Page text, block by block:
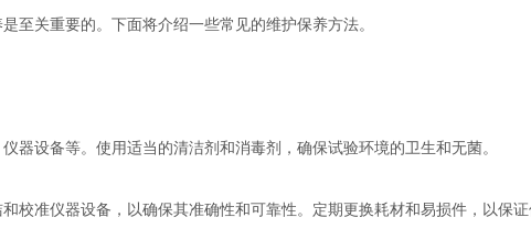
至关重要的。下面将介绍一些常见的维护保养方法。
设备等。使用适当的清洁剂和消毒剂，确保试验环境的卫生和无菌。
准仪器设备，以确保其准确性和可靠性。定期更换耗材和易损件，以保证